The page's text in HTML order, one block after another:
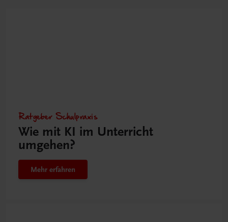
Ratgeber Schulpraxis
Wie mit KI im Unterricht
umgehen?
Mehr erfahren